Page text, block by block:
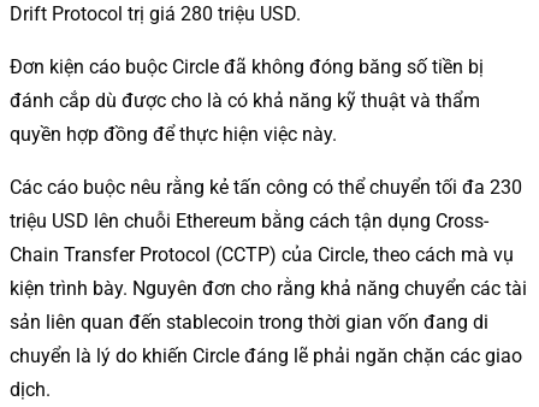
Drift Protocol trị giá 280 triệu USD.
Đơn kiện cáo buộc Circle đã không đóng băng số tiền bị
đánh cắp dù được cho là có khả năng kỹ thuật và thẩm
quyền hợp đồng để thực hiện việc này.
Các cáo buộc nêu rằng kẻ tấn công có thể chuyển tối đa 230
triệu USD lên chuỗi Ethereum bằng cách tận dụng Cross-
Chain Transfer Protocol (CCTP) của Circle, theo cách mà vụ
kiện trình bày. Nguyên đơn cho rằng khả năng chuyển các tài
sản liên quan đến stablecoin trong thời gian vốn đang di
chuyển là lý do khiến Circle đáng lẽ phải ngăn chặn các giao
dịch.